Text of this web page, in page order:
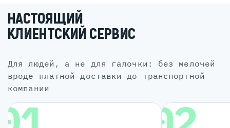
НАСТОЯЩИЙ
КЛИЕНТСКИЙ СЕРВИС
для людей, а не для галочки: без мелочей
вроде платной доставки до транспортной
компании